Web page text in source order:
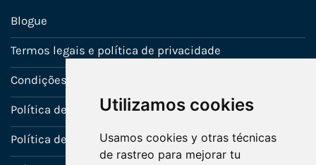
Utilizamos cookies
Usamos cookies y otras técnicas
de rastreo para mejorar tu
Blogue
Termos legais e política de privacidade
Condições de venda
Política de Garantia
Política de utilização de cookies